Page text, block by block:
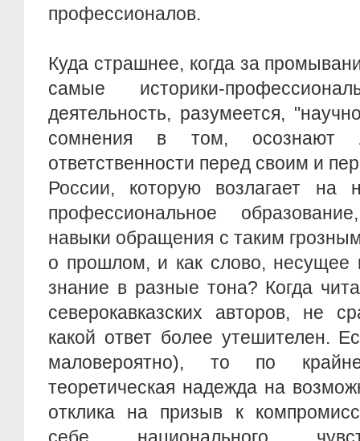
профессионалов.
Куда страшнее, когда за
самые историки-
деятельность, разумеется,
сомнения в том,
ответственности перед своим и
России, которую возлагает на
профессиональное
навыки обращения с таким
о прошлом, и как слово,
знание в разные тона? Когда
северокавказских авторов, не
какой ответ более утешителен.
маловероятно), то по
теоретическая надежда на
отклика на призыв к